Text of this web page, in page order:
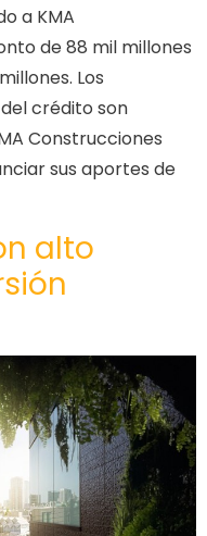
a KMA
de 88 mil millones
Los
crédito son
Construcciones
sus aportes de
alto